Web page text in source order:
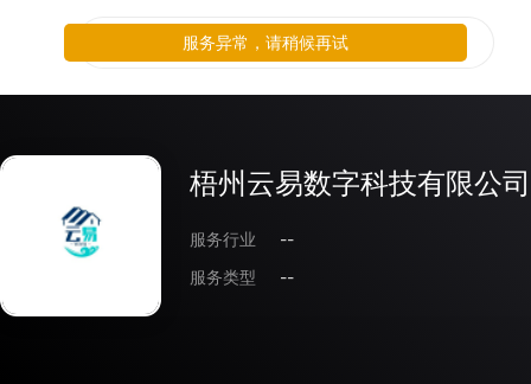
梧州云易数字科技有限公司
服务行业
--
服务类型
--
服务异常，请稍候再试